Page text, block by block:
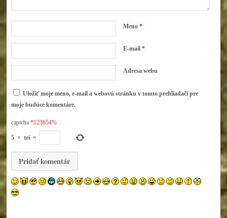
Meno *
E-mail *
Adresa webu
Uložiť moje meno, e-mail a webovú stránku v tomto prehliadači pre
moje budúce komentáre.
captcha*123654%
5 × tri =